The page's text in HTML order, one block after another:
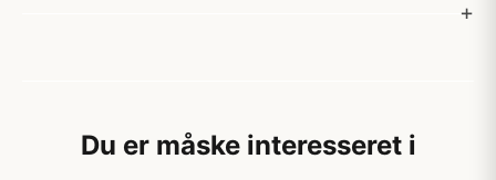
Du er måske interesseret i